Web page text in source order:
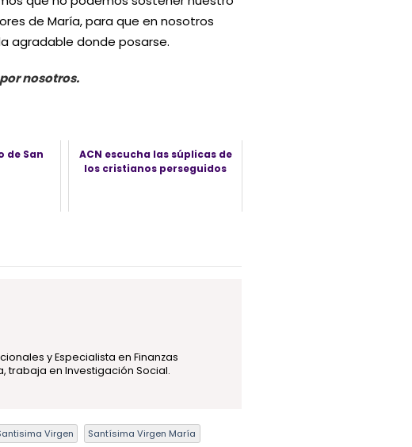
de María, para que en nosotros
agradable donde posarse.
nosotros.
de San
ACN escucha las súplicas de
los cristianos perseguidos
y Especialista en Finanzas
trabaja en Investigación Social.
Virgen Santísima Virgen María